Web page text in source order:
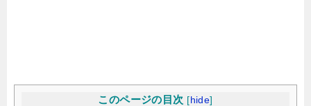
このページの目次 [ hide]